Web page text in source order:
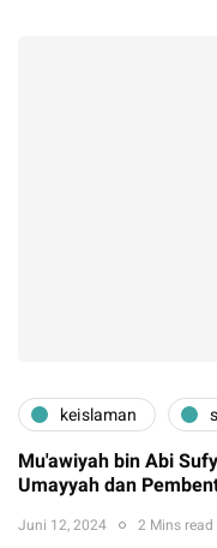
keislaman
Mu'awiyah bin Abi
Umayyah dan
Juni 12, 2024 2 Mins read